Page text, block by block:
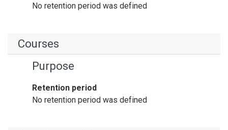
No retention period was defined
Courses
Purpose
Retention period
No retention period was defined